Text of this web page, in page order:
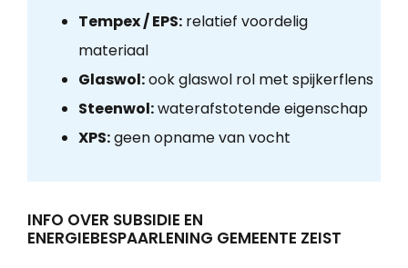
Tempex / EPS:relatief voordelig
materiaal
Glaswol:ook glaswol rol met spijkerflens
Steenwol:waterafstotende eigenschap
XPS:geen opname van vocht
INFO OVER SUBSIDIE EN
ENERGIEBESPAARLENING GEMEENTE ZEIST